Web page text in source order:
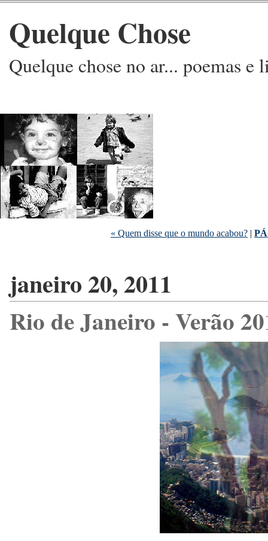
Quelque Chose
Quelque chose no ar... poemas e
« Quem disse que o mundo acabou? |
janeiro 20, 2011
Rio de Janeiro - Verão